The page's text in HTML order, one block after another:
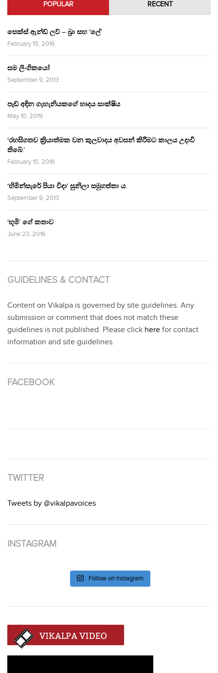
POPULAR RECENT
සෙක්ස් ඇන්ඩ් ලව් – බ්‍රා සහ ‘ලේ’
February 15, 2016
සම ලිංගිකයෝ
September 9, 2013
පෑඩ් අඳින ගැහැනියකගේ හෘදය සාක්ෂිය
May 10, 2019
‘රහසිගතව ක්‍රියාත්මක වන කුලවාදය අවසන් කිරීමට කාලය උදාවී
තිබේ.’
February 15, 2016
‘හිමින්සැරේ පියා විදා‘ සුනිලා සමුගත්තා ය.
September 9, 2013
‘භූමි’ ගේ කතාව
June 23, 2016
GUIDELINES & CONTACT
Content on Vikalpa is governed by site guidelines. Any
submission or comment that does not match these
guidelines is not published. Please click here for contact
information and site guidelines.
FACEBOOK
TWITTER
Tweets by @vikalpavoices
INSTAGRAM
Follow on Instagram